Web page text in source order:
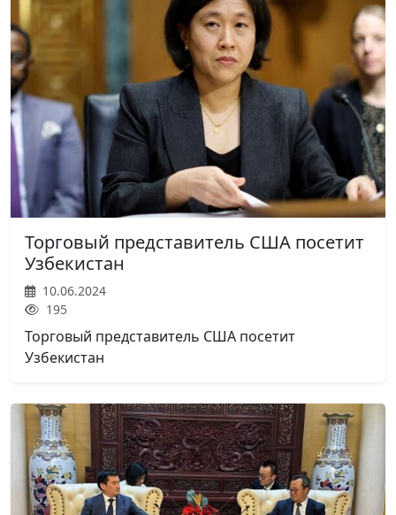
Торговый представитель США посетит
Узбекистан
10.06.2024
195
Торговый представитель США посетит
Узбекистан